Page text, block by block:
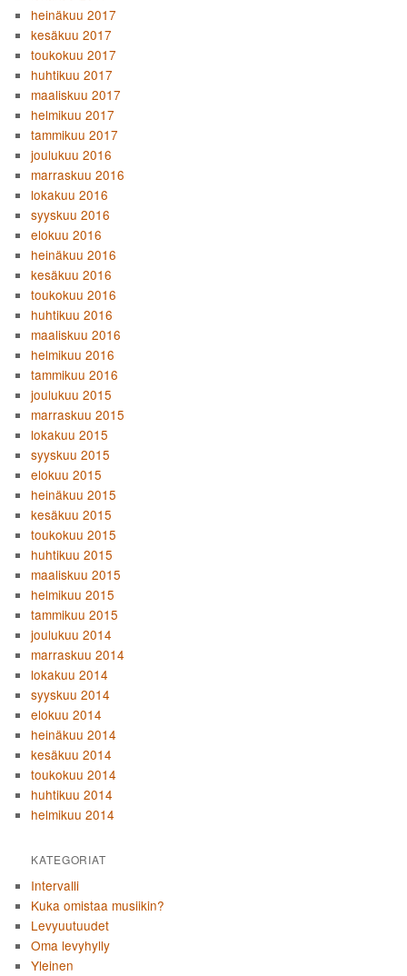
heinäkuu 2017
kesäkuu 2017
toukokuu 2017
huhtikuu 2017
maaliskuu 2017
helmikuu 2017
tammikuu 2017
joulukuu 2016
marraskuu 2016
lokakuu 2016
syyskuu 2016
elokuu 2016
heinäkuu 2016
kesäkuu 2016
toukokuu 2016
huhtikuu 2016
maaliskuu 2016
helmikuu 2016
tammikuu 2016
joulukuu 2015
marraskuu 2015
lokakuu 2015
syyskuu 2015
elokuu 2015
heinäkuu 2015
kesäkuu 2015
toukokuu 2015
huhtikuu 2015
maaliskuu 2015
helmikuu 2015
tammikuu 2015
joulukuu 2014
marraskuu 2014
lokakuu 2014
syyskuu 2014
elokuu 2014
heinäkuu 2014
kesäkuu 2014
toukokuu 2014
huhtikuu 2014
helmikuu 2014
KATEGORIAT
Intervalli
Kuka omistaa musiikin?
Levyuutuudet
Oma levyhylly
Yleinen